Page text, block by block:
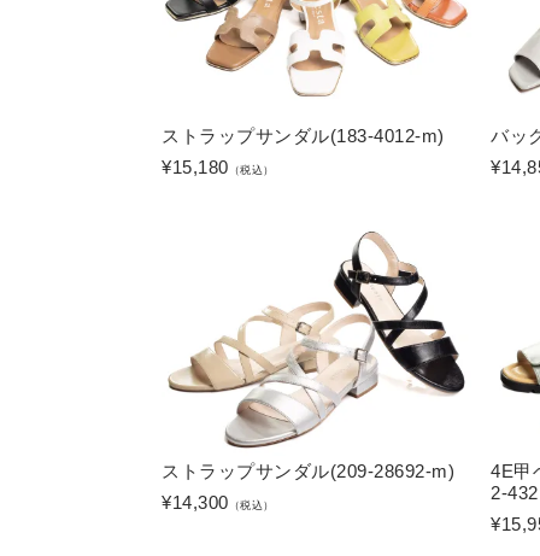
ストラップサンダル(183-4012-m)
¥15,180 （税込）
バッ
¥
ストラップサンダル(209-28692-m)
¥14,300 （税込）
4E甲
2-
¥